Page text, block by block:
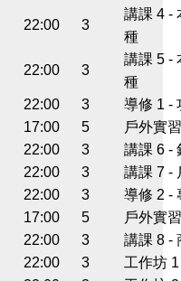
22:00 3
講課 4 -
種
22:00 3
講課 5 -
種
22:00 3
導修 1 -
17:00 5
戶外實
22:00 3
講課 6 -
22:00 3
講課 7 -
22:00 3
導修 2 -
17:00 5
戶外實
22:00 3
講課 8 -
22:00 3
工作坊